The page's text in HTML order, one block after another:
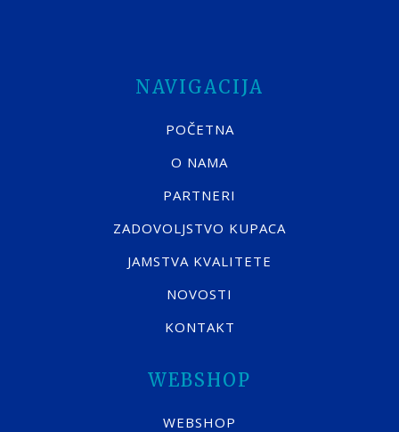
NAVIGACIJA
POČETNA
O NAMA
PARTNERI
ZADOVOLJSTVO KUPACA
JAMSTVA KVALITETE
NOVOSTI
KONTAKT
WEBSHOP
WEBSHOP